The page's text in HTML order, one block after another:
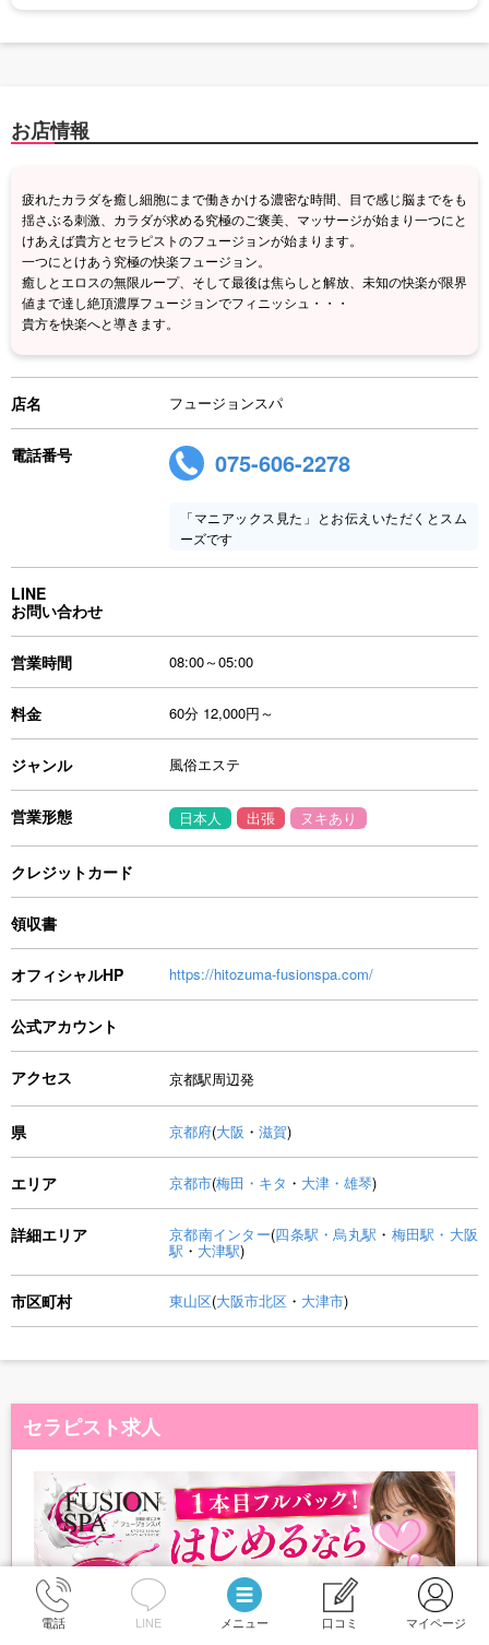
お店情報
疲れたカラダを癒し細胞にまで働きかける濃密な時間、目で感じ脳までをも
揺さぶる刺激、カラダが求める究極のご褒美、マッサージが始まり一つにと
けあえば貴方とセラピストのフュージョンが始まります。
一つにとけあう究極の快楽フュージョン。
癒しとエロスの無限ループ、そして最後は焦らしと解放、未知の快楽が限界
値まで達し絶頂濃厚フュージョンでフィニッシュ・・・
貴方を快楽へと導きます。
店名 フュージョンスパ
電話番号 075-606-2278
「マニアックス見た」とお伝えいただくとスム
ーズです
LINE
お問い合わせ
営業時間 08:00～05:00
料金 60分 12,000円～
ジャンル 風俗エステ
営業形態 日本人 出張 ヌキあり
クレジットカード
領収書
オフィシャルHP https://hitozuma-fusionspa.com/
公式アカウント
アクセス 京都駅周辺発
県 京都府(大阪 ・ 滋賀)
エリア 京都市(梅田・キタ ・ 大津・雄琴)
詳細エリア 京都南インター(四条駅・烏丸駅 ・ 梅田駅・大阪
駅 ・ 大津駅)
市区町村 東山区(大阪市北区 ・ 大津市)
セラピスト求人
電話 LINE メニュー 口コミ マイページ